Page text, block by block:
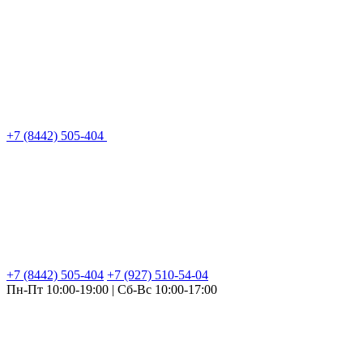
+7 (8442) 505-404
+7 (8442) 505-404 +7 (927) 510-54-04
Пн-Пт 10:00-19:00 | Сб-Вс 10:00-17:00